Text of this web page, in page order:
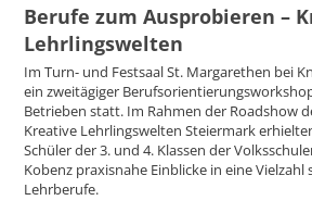
Berufe zum Ausprobieren –
Lehrlingswelten
Im Turn- und Festsaal St. Margarethen bei
ein zweitägiger
Betrieben statt. Im Rahmen der Roadshow
Kreative Lehrlingswelten Steiermark
Schüler der 3. und 4. Klassen der
Kobenz praxisnahe Einblicke in eine Vielzahl
Lehrberufe.